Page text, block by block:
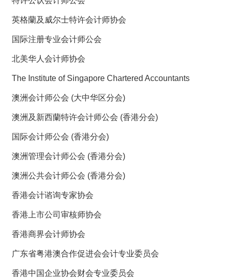
英格蘭及威尔士特许会计师协会
国际注册专业会计师公会
北美华人会计师协会
The Institute of Singapore Chartered Accountants
澳洲会计师公会 (大中华区分会)
澳洲及新西蘭特许会计师公会 (香港分会)
国际会计师公会 (香港分会)
澳洲管理会计师公会 (香港分会)
澳洲公共会计师公会 (香港分会)
香港会计谘询专家协会
香港上市公司审核师协会
香港商界会计师协会
广东省粤港澳合作促进会会计专业委员会
香港中国企业协会财会专业委员会